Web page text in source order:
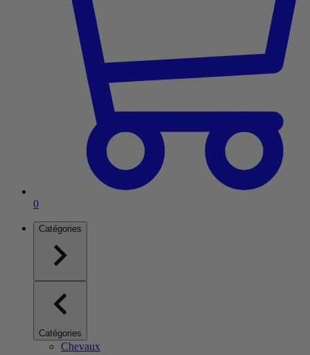
0Article dans le panier
Catégories
Catégories
Chevaux